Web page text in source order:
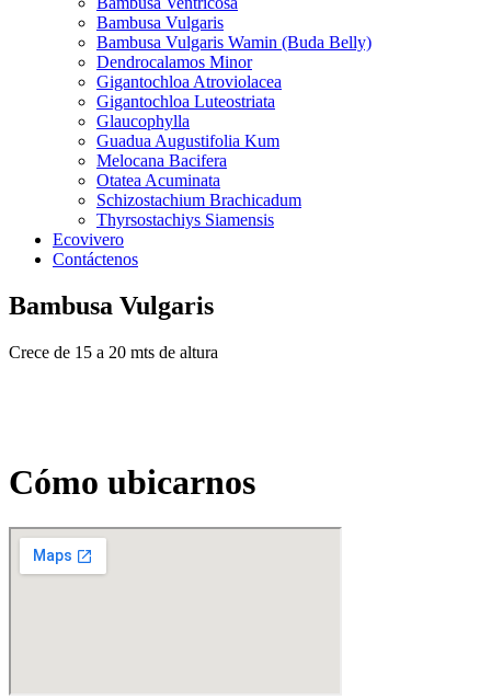
Bambusa Vulgaris
Bambusa Vulgaris Wamin (Buda Belly)
Dendrocalamos Minor
Gigantochloa Atroviolacea
Gigantochloa Luteostriata
Glaucophylla
Guadua Augustifolia Kum
Melocana Bacifera
Otatea Acuminata
Schizostachium Brachicadum
Thyrsostachiys Siamensis
Ecovivero
Contáctenos
Bambusa Vulgaris
Crece de 15 a 20 mts de altura
Cómo ubicarnos